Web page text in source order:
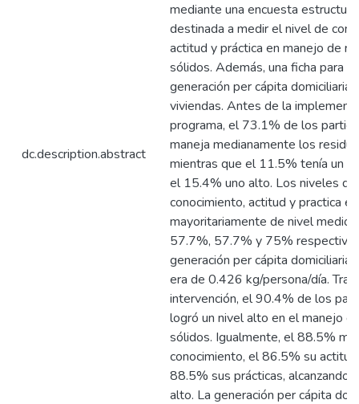
dc.description.abstract
mediante una encuesta
destinada a medir el nivel de
actitud y práctica en manejo de
sólidos. Además, una ficha para
generación per cápita domiciliaria
viviendas. Antes de la
programa, el 73.1% de los
maneja medianamente los
mientras que el 11.5% tenía un
el 15.4% uno alto. Los niveles de
conocimiento, actitud y practica
mayoritariamente de nivel medio
57.7%, 57.7% y 75%
generación per cápita domiciliaria
era de 0.426 kg/persona/día. Tras
intervención, el 90.4% de los
logró un nivel alto en el manejo
sólidos. Igualmente, el 88.5%
conocimiento, el 86.5% su
88.5% sus prácticas, alcanzando
alto. La generación per cápita